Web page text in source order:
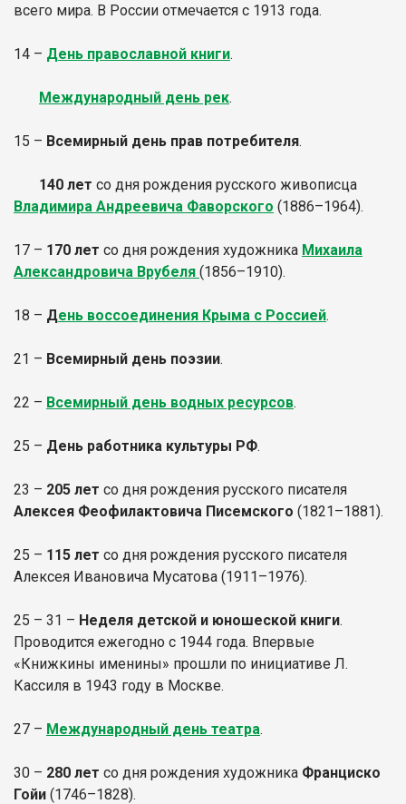
всего мира. В России отмечается с 1913 года.
14 – День православной книги.
Международный день рек.
15 – Всемирный день прав потребителя.
140 лет со дня рождения русского живописца
Владимира Андреевича Фаворского (1886–1964).
17 – 170 лет со дня рождения художника Михаила
Александровича Врубеля (1856–1910).
18 – День воссоединения Крыма с Россией.
21 – Всемирный день поэзии.
22 – Всемирный день водных ресурсов.
25 – День работника культуры РФ.
23 – 205 лет со дня рождения русского писателя
Алексея Феофилактовича Писемского (1821–1881).
25 – 115 лет со дня рождения русского писателя
Алексея Ивановича Мусатова (1911–1976).
25 – 31 – Неделя детской и юношеской книги.
Проводится ежегодно с 1944 года. Впервые
«Книжкины именины» прошли по инициативе Л.
Кассиля в 1943 году в Москве.
27 – Международный день театра.
30 – 280 лет со дня рождения художника Франциско
Гойи (1746–1828).